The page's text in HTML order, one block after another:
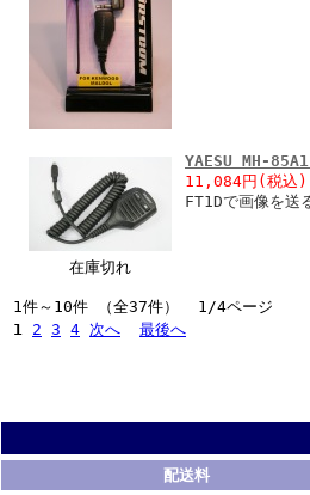
在庫切れ
YAESU MH-
11,084円 (税込)
FT1Dで画像を送
1件～10件 （全37件） 1/4ページ
1 2 3 4 次へ 最後へ
配送料